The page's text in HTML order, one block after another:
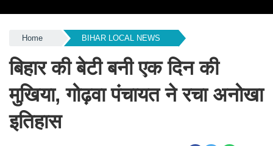
Home BIHAR LOCAL NEWS
बिहार की बेटी बनी एक दिन की
मुखिया, गोढ़वा पंचायत ने रचा अनोखा
इतिहास